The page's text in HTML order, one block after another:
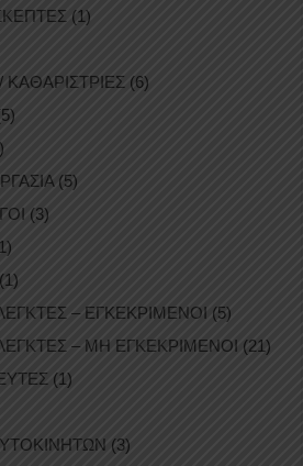
(1)
ΚΑΘΑΡΙΣΤΡΙΕΣ (6)
(5)
(3)
(1)
– ΕΓΚΕΚΡΙΜΕΝΟΙ (5)
– ΜΗ ΕΓΚΕΚΡΙΜΕΝΟΙ (21)
(1)
(3)